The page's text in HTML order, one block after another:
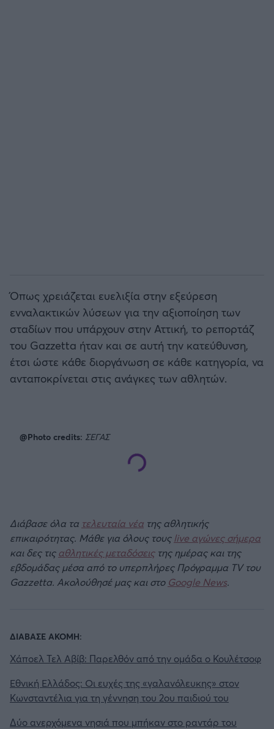
Όπως χρειάζεται ευελιξία στην εξεύρεση
ενναλακτικών λύσεων για την αξιοποίηση των
σταδίων που υπάρχουν στην Αττική, το ρεπορτάζ
του Gazzetta ήταν και σε αυτή την κατεύθυνση,
έτσι ώστε κάθε διοργάνωση σε κάθε κατηγορία, να
ανταποκρίνεται στις ανάγκες των αθλητών.
@Photo credits: ΣΕΓΑΣ
Διάβασε όλα τα τελευταία νέα της αθλητικής
επικαιρότητας. Μάθε για όλους τους live αγώνες σήμερα
και δες τιςαθλητικές μεταδόσειςτης ημέρας και της
εβδομάδας μέσα από το υπερπλήρες Πρόγραμμα TV του
Gazzetta. Ακολούθησέ μας και στο Google News.
ΔΙΑΒΑΣΕ ΑΚΟΜΗ:
Χάποελ Τελ Αβίβ: Παρελθόν από την ομάδα ο Κουλέτσοφ
Εθνική Ελλάδος: Οι ευχές της «γαλανόλευκης» στον
Κωνσταντέλια για τη γέννηση του 2ου παιδιού του
Δύο ανερχόμενα νησιά που μπήκαν στο ραντάρ του